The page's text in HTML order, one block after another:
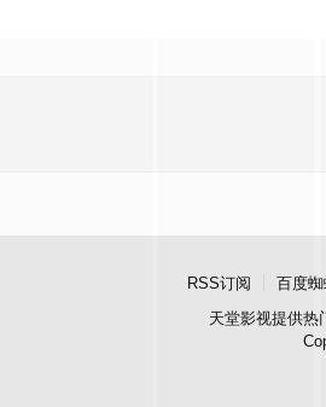
RSS订阅 百度蜘
天堂影视提供热